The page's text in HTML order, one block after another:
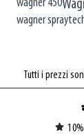
wagner 450
wagner
Tutti i prezzi